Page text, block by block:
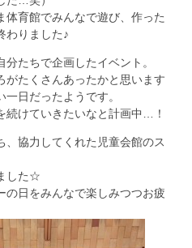
体育館でみんなで遊び、作った
わりました♪
たちで企画したイベント。
がたくさんあったかと思います
日だったようです。
続けていきたいなと計画中…！
、協力してくれた児童会館のス
した☆
の日をみんなで楽しみつつお疲